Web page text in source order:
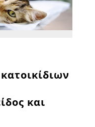
και